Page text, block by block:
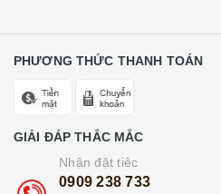
PHƯƠNG THỨC THANH TOÁN
GIẢI ĐÁP THẮC MẮC
Nhận đặt tiêc
0909 238 733